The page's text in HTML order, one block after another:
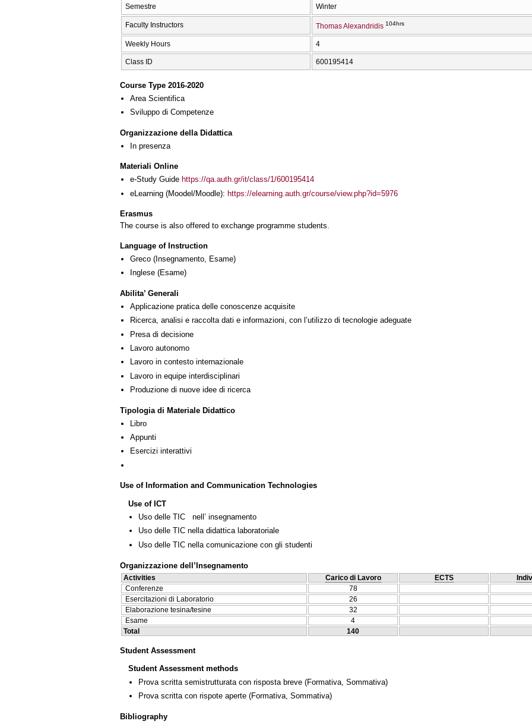
Semestre Winter
Faculty Instructors Thomas Alexandridis 104hrs
Weekly Hours 4
Class ID 600195414
Course Type 2016-2020
Area Scientifica
Sviluppo di Competenze
Organizzazione della Didattica
In presenza
Materiali Online
e-Study Guide https://qa.auth.gr/it/class/1/600195414
eLearning (Moodel/Moodle): https://elearning.auth.gr/course/view.php?id=5976
Erasmus
The course is also offered to exchange programme students.
Language of Instruction
Greco (Insegnamento, Esame)
Inglese (Esame)
Abilita’ Generali
Applicazione pratica delle conoscenze acquisite
Ricerca, analisi e raccolta dati e informazioni, con l’utilizzo di tecnologie adeguate
Presa di decisione
Lavoro autonomo
Lavoro in contesto internazionale
Lavoro in equipe interdisciplinari
Produzione di nuove idee di ricerca
Tipologia di Materiale Didattico
Libro
Appunti
Esercizi interattivi
Use of Information and Communication Technologies
Use of ICT
Uso delle TIC nell’ insegnamento
Uso delle TIC nella didattica laboratoriale
Uso delle TIC nella comunicazione con gli studenti
Organizzazione dell’Insegnamento
Activities Carico di Lavoro ECTS
Conferenze
78
Esercitazioni di Laboratorio
26
Elaborazione tesina/tesine
32
Esame
4
Total
140
Student Assessment
Student Assessment methods
Prova scritta semistrutturata con risposta breve (Formativa, Sommativa)
Prova scritta con rispote aperte (Formativa, Sommativa)
Bibliography